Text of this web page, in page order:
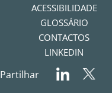
ACESSIBILIDADE
GLOSSÁRIO
CONTACTOS
LINKEDIN
Partilhar